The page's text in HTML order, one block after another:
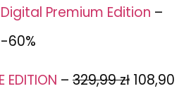
Digital Premium Edition –
-60%
EDITION – 329,99 zł 108,90